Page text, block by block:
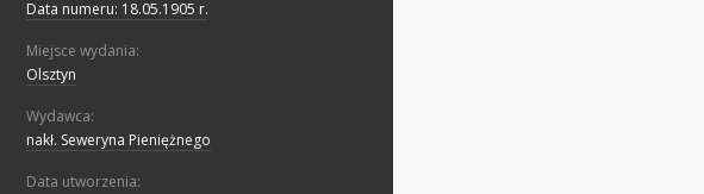
Data numeru: 18.05.1905 r.
Miejsce wydania:
Olsztyn
Wydawca:
nakł. Seweryna Pieniężnego
Data utworzenia: